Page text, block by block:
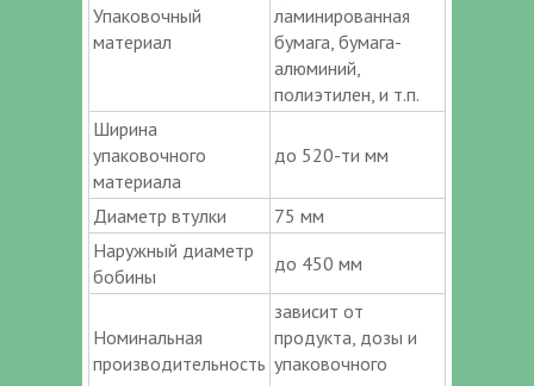
Упаковочный
материал
ламинированная
бумага, бумага-
алюминий,
полиэтилен, и т.п.
Ширина
упаковочного
материала
до 520-ти мм
Диаметр втулки
75 мм
Наружный диаметр
бобины
до 450 мм
Номинальная
производительность
зависит от
продукта, дозы и
упаковочного